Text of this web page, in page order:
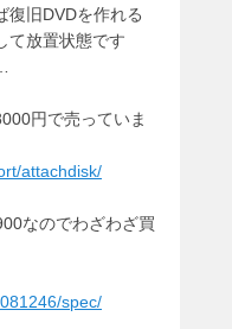
復旧DVDを作れる
て放置状態です
円で売っていま
attachdisk/
なのでわざわざ買
spec/